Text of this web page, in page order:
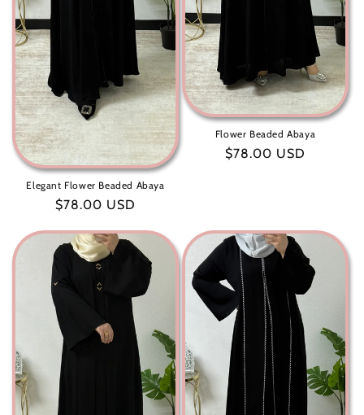
Elegant Flower Beaded Abaya
سعر
$78.00 USD
Flower Beaded Abaya
سعر
$78.00 USD